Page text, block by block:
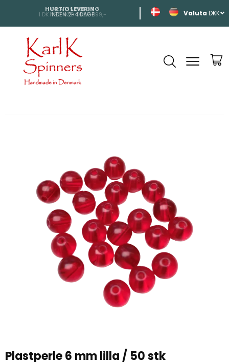
HURTIG LEVERING
INDEN 2-4 DAGE TIL HELE EUROPA
DKK
Plastperle 6 mm lilla / 50 stk